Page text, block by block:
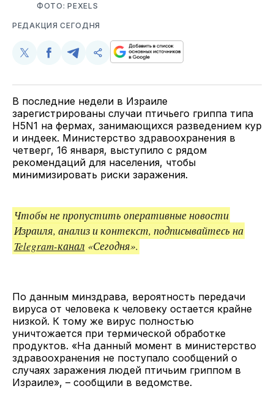
ФОТО: PEXELS
РЕДАКЦИЯ СЕГОДНЯ
Поделиться
Twitter
Поделиться
Facebook
Поделиться
Telegram
Скопируйте
поделитесь
ссылкой
В последние недели в Израиле
зарегистрированы случаи птичьего гриппа типа
H5N1 на фермах, занимающихся разведением кур
и индеек. Министерство здравоохранения в
четверг, 16 января, выступило с рядом
рекомендаций для населения, чтобы
минимизировать риски заражения.
Чтобы не пропустить оперативные новости
Израиля, анализ и контекст, подписывайтесь на
Telegram-канал «Сегодня».
По данным минздрава, вероятность передачи
вируса от человека к человеку остается крайне
низкой. К тому же вирус полностью
уничтожается при термической обработке
продуктов. «На данный момент в министерство
здравоохранения не поступало сообщений о
случаях заражения людей птичьим гриппом в
Израиле», – сообщили в ведомстве.